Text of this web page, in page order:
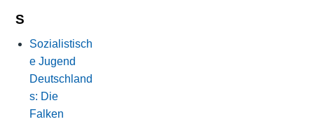
S
Sozialistisch
e Jugend
Deutschland
s: Die
Falken